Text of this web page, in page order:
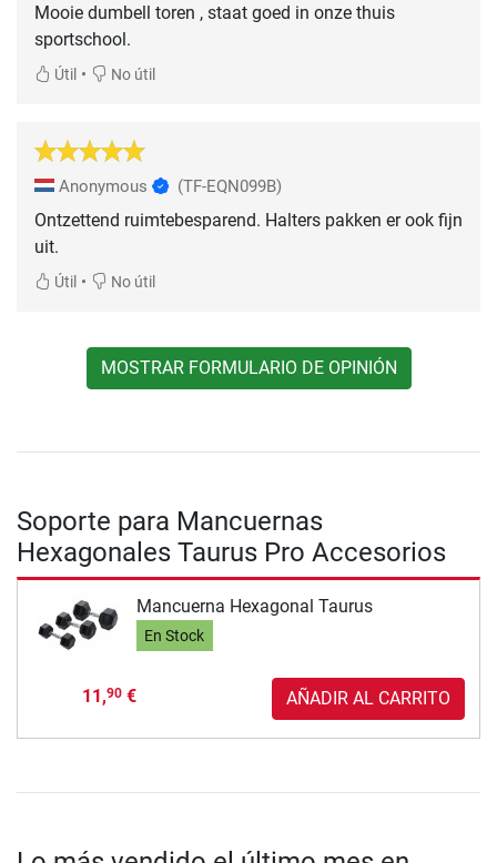
Mooie dumbell toren , staat goed in onze thuis
sportschool.
Útil • No útil
Anonymous (TF-EQN099B)
Ontzettend ruimtebesparend. Halters pakken er ook fijn
uit.
Útil • No útil
MOSTRAR FORMULARIO DE OPINIÓN
Soporte para Mancuernas
Hexagonales Taurus Pro Accesorios
Mancuerna Hexagonal Taurus
En Stock
11,90€ AÑADIR AL CARRITO